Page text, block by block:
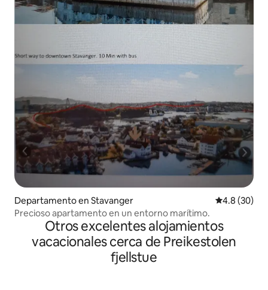
Departamento en Stavanger Calificación
4.8 (30)
Precioso apartamento en un entorno marítimo.
Otros excelentes alojamientos
vacacionales cerca de Preikestolen
fjellstue